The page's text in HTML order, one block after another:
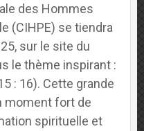
des Hommes
(CIHPE) se tiendra
sur le site du
le thème inspirant :
: 16). Cette grande
moment fort de
spirituelle et